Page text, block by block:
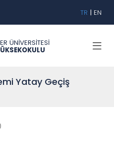
TR | EN
ÜNİVERSİTESİ
Yatay Geçiş